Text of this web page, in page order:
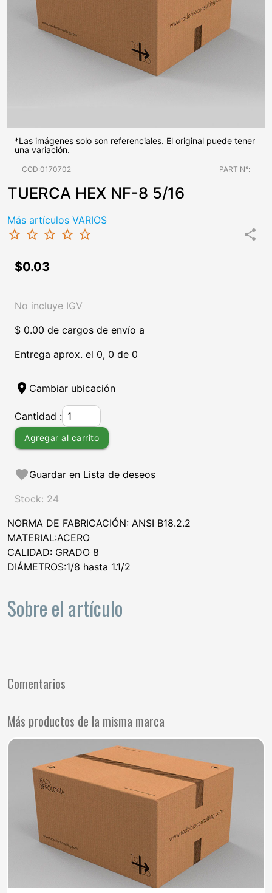
*Las imágenes solo son referenciales. El original puede tener
una variación.
COD:0170702 PART N°:
TUERCA HEX NF-8 5/16
Más artículos VARIOS
star_border star_border star_border star_border star_border share
$0.03
No incluye IGV
$ 0.00 de cargos de envío a
Entrega aprox. el 0, 0 de 0
location_on Cambiar ubicación
Cantidad :
Agregar al carrito
favoriteGuardar en Lista de deseos
Stock: 24
NORMA DE FABRICACIÓN: ANSI B18.2.2
MATERIAL:ACERO
CALIDAD: GRADO 8
DIÁMETROS:1/8 hasta 1.1/2
Sobre el artículo
Comentarios
Más productos de la misma marca